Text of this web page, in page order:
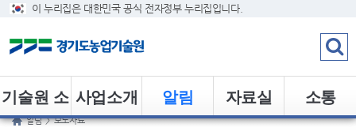
이 누리집은 대한민국 공식 전자정부 누리집입니다.
소통
자료실
알림
사업소개
기술원 소
알림 > 보도자료